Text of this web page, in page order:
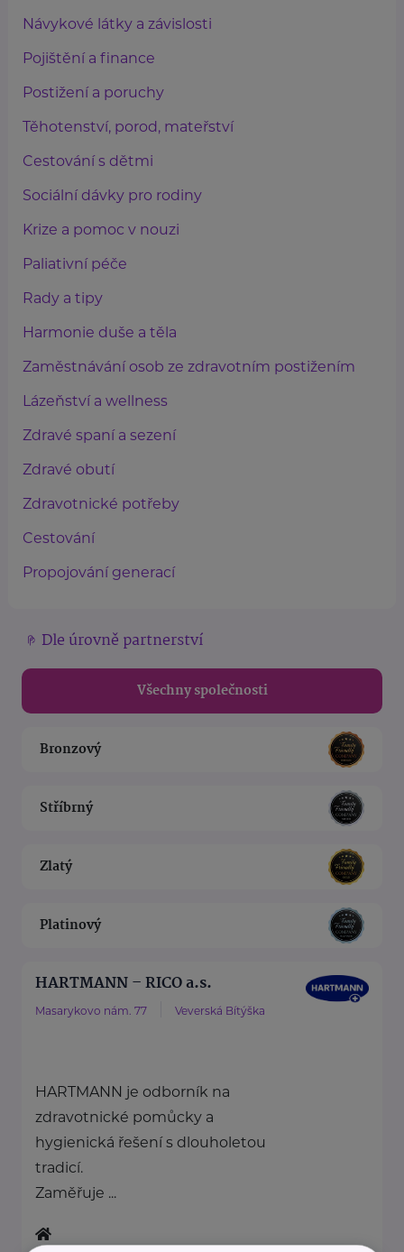
Návykové látky a závislosti
Pojištění a finance
Postižení a poruchy
Těhotenství, porod, mateřství
Cestování s dětmi
Sociální dávky pro rodiny
Krize a pomoc v nouzi
Paliativní péče
Rady a tipy
Harmonie duše a těla
Zaměstnávání osob ze zdravotním postižením
Lázeňství a wellness
Zdravé spaní a sezení
Zdravé obutí
Zdravotnické potřeby
Cestování
Propojování generací
Dle úrovně partnerství
Všechny společnosti
Bronzový
Stříbrný
Zlatý
Platinový
HARTMANN – RICO a.s.
Masarykovo nám. 77 Veverská Bítýška
HARTMANN je odborník na
zdravotnické pomůcky a
hygienická řešení s dlouholetou
tradicí.
Zaměřuje ...